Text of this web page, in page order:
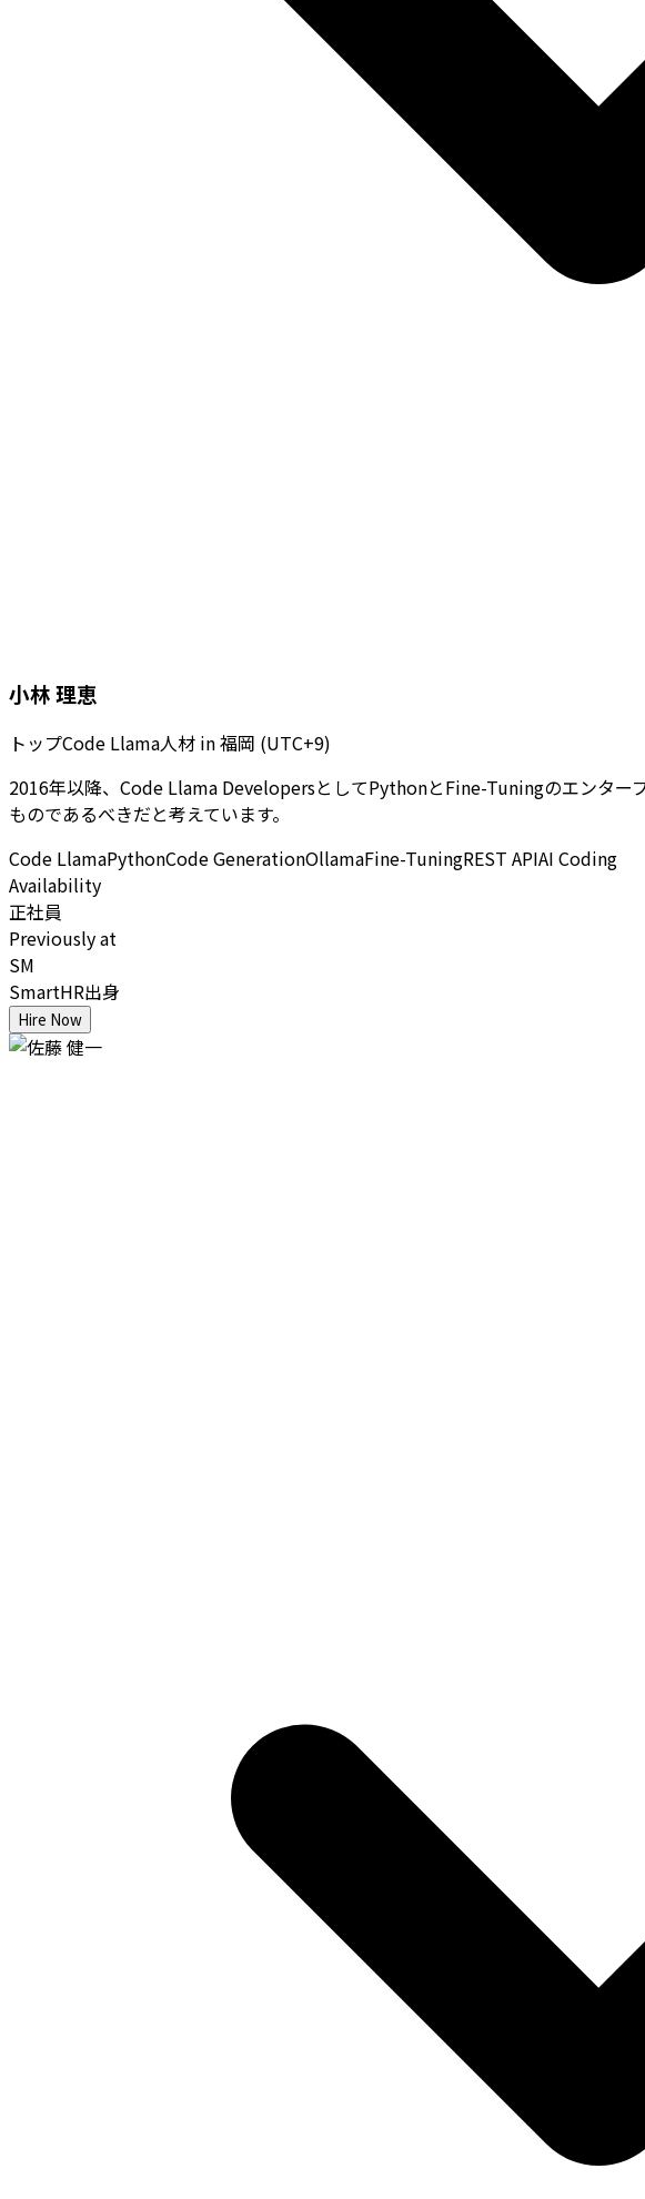
小林 理恵
トップCode Llama人材 in福岡 (UTC+9)
2016年以降、Code Llama DevelopersとしてPythonとFine-Tuningのエンター
ものであるべきだと考えています。
Code LlamaPythonCode GenerationOllamaFine-TuningREST APIAI Coding
Availability
正社員
Previously at
SM
SmartHR出身
Hire Now